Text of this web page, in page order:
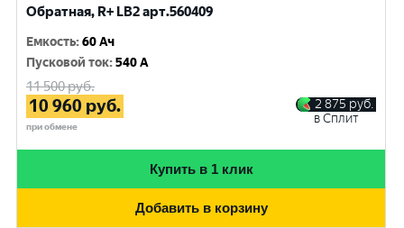
Обратная, R+ LB2 арт.560409
Емкость:60 Ач
Пусковой ток:540 A
11 500руб.
10 960 руб.
при обмене
2 875 руб.
в Сплит
Купить в 1 клик
Добавить в корзину